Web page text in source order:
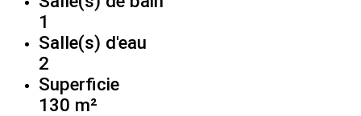
1
Salle(s) d'eau
2
Superficie
130 m²